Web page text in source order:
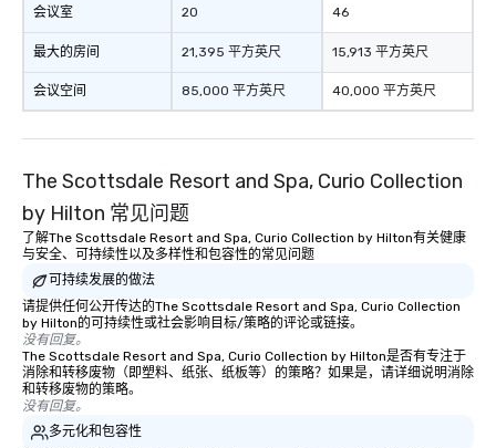
会议室
最大的房间
会议空间
20
21,395 平方英尺
85,000 平方英尺
46
15,913 平方英尺
40,000 平方英尺
The Scottsdale Resort and Spa, Curio Collection
by Hilton 常见问题
了解The Scottsdale Resort and Spa, Curio Collection by Hilton有关健康
与安全、可持续性以及多样性和包容性的常见问题
可持续发展的做法
请提供任何公开传达的The Scottsdale Resort and Spa, Curio Collection
by Hilton的可持续性或社会影响目标/策略的评论或链接。
没有回复。
The Scottsdale Resort and Spa, Curio Collection by Hilton是否有专注于
消除和转移废物（即塑料、纸张、纸板等）的策略？如果是，请详细说明消除
和转移废物的策略。
没有回复。
多元化和包容性